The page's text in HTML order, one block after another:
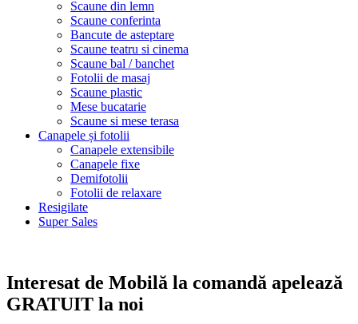
Scaune din lemn
Scaune conferinta
Bancute de asteptare
Scaune teatru si cinema
Scaune bal / banchet
Fotolii de masaj
Scaune plastic
Mese bucatarie
Scaune si mese terasa
Canapele și fotolii
Canapele extensibile
Canapele fixe
Demifotolii
Fotolii de relaxare
Resigilate
Super Sales
Interesat de Mobilă la comandă apelează
GRATUIT la noi